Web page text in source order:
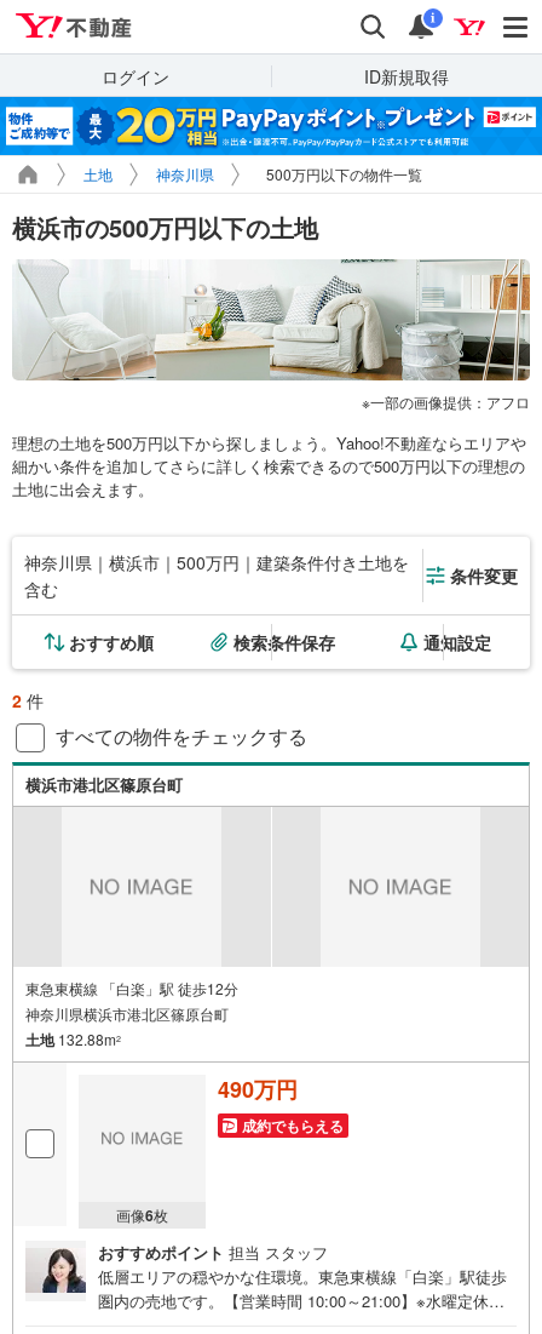
検索 通知
i
ログイン ID新規取得
土地 神奈川県 500万円以下の物件一覧
横浜市の500万円以下の土地
一部の画像提供：アフロ
理想の土地を500万円以下から探しましょう。Yahoo!不動産ならエリアや
細かい条件を追加してさらに詳しく検索できるので500万円以下の理想の
土地に出会えます。
神奈川県｜横浜市｜500万円｜建築条件付き土地を
含む
条件変更
おすすめ順 検索条件保存 通知設定
2 件
すべての物件をチェックする
横浜市港北区篠原台町
東急東横線 「白楽」駅 徒歩12分
神奈川県横浜市港北区篠原台町
土地132.88m2
画像6枚
490万円
成約でもらえる
おすすめポイント 担当 スタッフ
低層エリアの穏やかな住環境。東急東横線「白楽」駅徒歩
圏内の売地です。【営業時間 10:00～21:00】※水曜定休上